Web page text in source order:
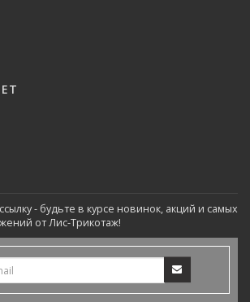
- будьте в курсе новинок, акций и самых
от Лис-Трикотаж!